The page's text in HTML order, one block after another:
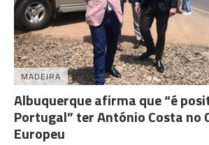
MADEIRA
Albuquerque afirma que “é
Portugal” ter António Costa no
Europeu